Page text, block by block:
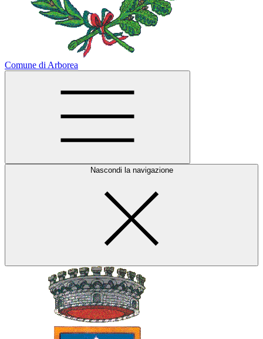
Comune di Arborea
Nascondi la navigazione